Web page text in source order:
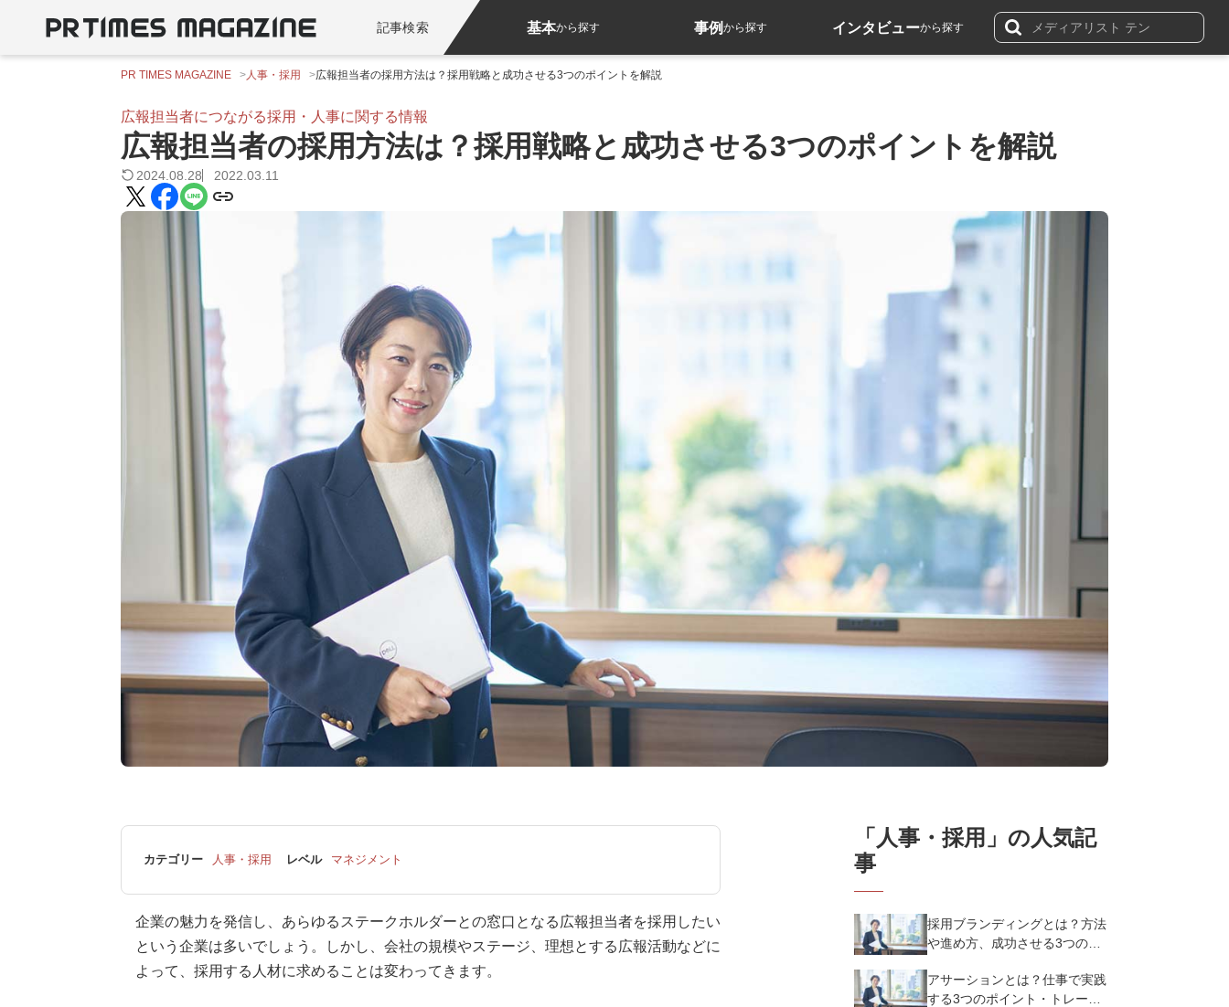
記事検索 基本から探す 事例から探す インタビューから探す
PR TIMES MAGAZINE 人事・採用 広報担当者の採用方法は？採用戦略と成功させる3つのポイントを解説
広報担当者につながる採用・人事に関する情報
広報担当者の採用方法は？採用戦略と成功させる3つのポイントを解説
2024.08.28 2022.03.11
カテゴリー 人事・採用 レベル マネジメント
企業の魅力を発信し、あらゆるステークホルダーとの窓口となる広報担当者を採用したい
という企業は多いでしょう。しかし、会社の規模やステージ、理想とする広報活動などに
よって、採用する人材に求めることは変わってきます。
「人事・採用 」の人気記
事
採用ブランディングとは？方法
や進め方、成功させる3つのポ
アサーションとは？仕事で実践
する3つのポイント・トレーニ